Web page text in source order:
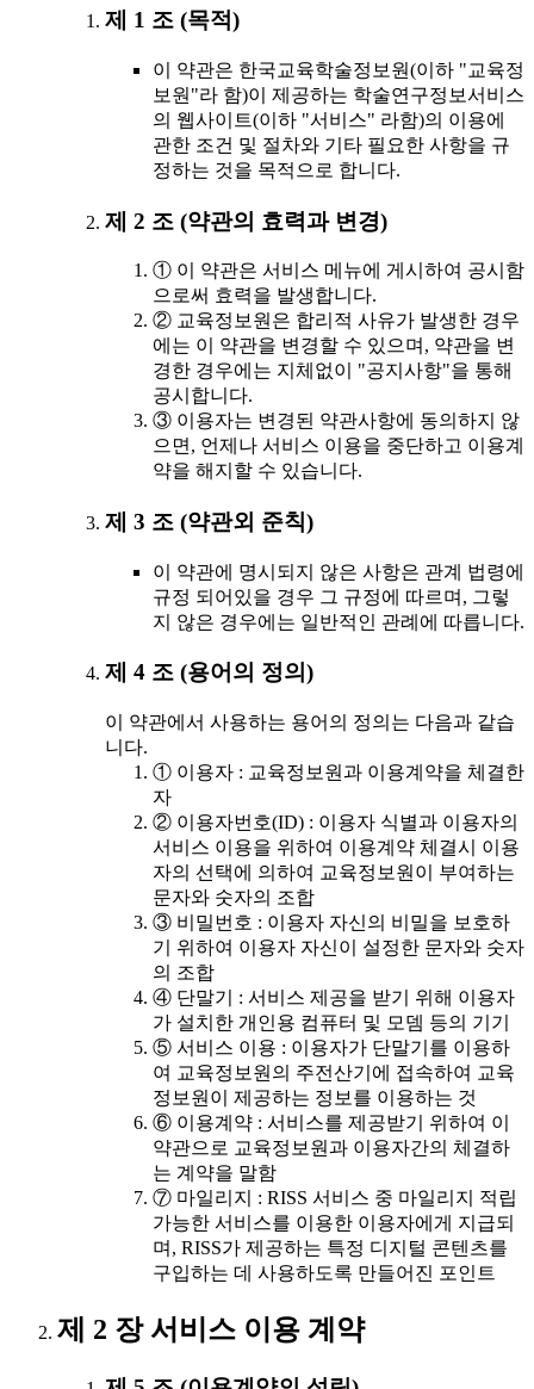
제 1 조 (목적)
이 약관은 한국교육학술정보원(이하 "교육정
보원"라 함)이 제공하는 학술연구정보서비스
의 웹사이트(이하 "서비스" 라함)의 이용에
관한 조건 및 절차와 기타 필요한 사항을 규
정하는 것을 목적으로 합니다.
제 2 조 (약관의 효력과 변경)
① 이 약관은 서비스 메뉴에 게시하여 공시함
으로써 효력을 발생합니다.
② 교육정보원은 합리적 사유가 발생한 경우
에는 이 약관을 변경할 수 있으며, 약관을 변
경한 경우에는 지체없이 "공지사항"을 통해
공시합니다.
③ 이용자는 변경된 약관사항에 동의하지 않
으면, 언제나 서비스 이용을 중단하고 이용계
약을 해지할 수 있습니다.
제 3 조 (약관외 준칙)
이 약관에 명시되지 않은 사항은 관계 법령에
규정 되어있을 경우 그 규정에 따르며, 그렇
지 않은 경우에는 일반적인 관례에 따릅니다.
제 4 조 (용어의 정의)
이 약관에서 사용하는 용어의 정의는 다음과 같습
니다.
① 이용자 : 교육정보원과 이용계약을 체결한
자
② 이용자번호(ID) : 이용자 식별과 이용자의
서비스 이용을 위하여 이용계약 체결시 이용
자의 선택에 의하여 교육정보원이 부여하는
문자와 숫자의 조합
③ 비밀번호 : 이용자 자신의 비밀을 보호하
기 위하여 이용자 자신이 설정한 문자와 숫자
의 조합
④ 단말기 : 서비스 제공을 받기 위해 이용자
가 설치한 개인용 컴퓨터 및 모뎀 등의 기기
⑤ 서비스 이용 : 이용자가 단말기를 이용하
여 교육정보원의 주전산기에 접속하여 교육
정보원이 제공하는 정보를 이용하는 것
⑥ 이용계약 : 서비스를 제공받기 위하여 이
약관으로 교육정보원과 이용자간의 체결하
는 계약을 말함
⑦ 마일리지 : RISS 서비스 중 마일리지 적립
가능한 서비스를 이용한 이용자에게 지급되
며, RISS가 제공하는 특정 디지털 콘텐츠를
구입하는 데 사용하도록 만들어진 포인트
제 2 장 서비스 이용 계약